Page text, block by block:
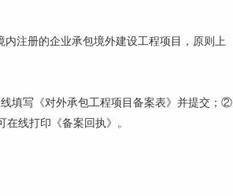
注册的企业承包境外建设工程项目，原则上
填写《对外承包工程项目备案表》并提交；②
线打印《备案回执》。